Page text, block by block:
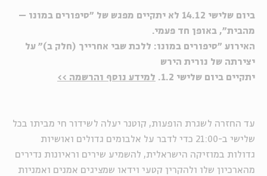
ביום שלישי 14.12 לא יתקיים מפגש של "סיפורים במונו –
מהבית", באופן חד פעמי.
האירוע "סיפורים במונו: ללכת שבי אחרייך (חלק ב)" על
יצירתה של נורית הירש
יתקיים ביום שלישי 1.2.
למידע נוסף והרשמה >>
עד החזרה לשגרת הופעות, קוטנר יעלה לשידור חי מביתו בכל
שלישי ב-21:00 כדי לדבר על אלבומים גדולים ואושיות
גדולות במוזיקה הישראלית, להשמיע שירים וראיונות נדירים
מהארכיון שלו ולהקרין קטעי וידאו שמציגים אמנים ואמניות